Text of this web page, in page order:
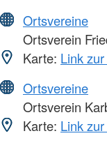
Ortsvereine
Ortsverein
Karte: Link
Ortsvereine
Ortsverein
Karte: Link